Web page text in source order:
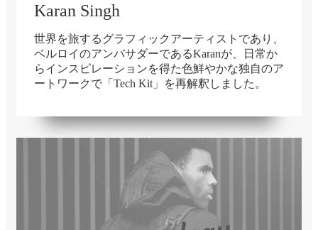
Karan Singh
世界を旅するグラフィックアーティストであり、
ベルロイのアンバサダーであるKaranが、日常か
らインスピレーションを得た色鮮やかな独自のア
ートワークで「Tech Kit」を再解釈しました。